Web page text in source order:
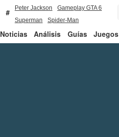
Peter Jackson
Gameplay GTA 6
Superman
Spider-Man
Noticias Análisis Guías Juegos